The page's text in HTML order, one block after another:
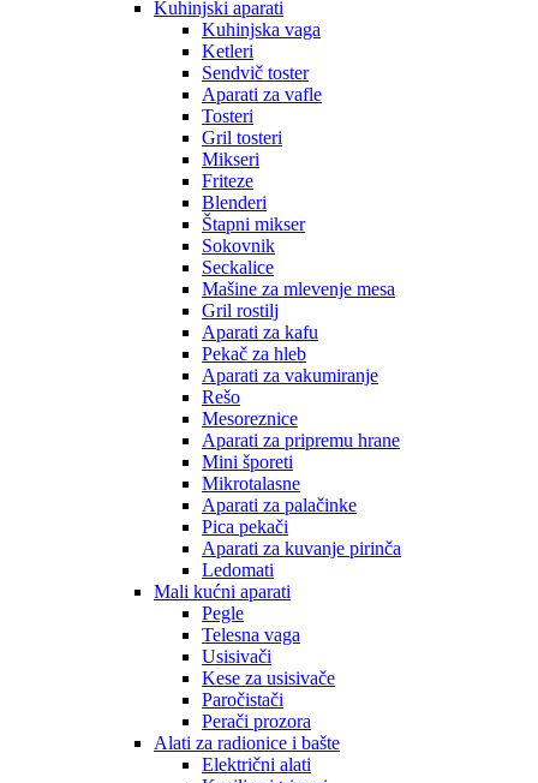
Kuhinjski aparati
Kuhinjska vaga
Ketleri
Sendvič toster
Aparati za vafle
Tosteri
Gril tosteri
Mikseri
Friteze
Blenderi
Štapni mikser
Sokovnik
Seckalice
Mašine za mlevenje mesa
Gril rostilj
Aparati za kafu
Pekač za hleb
Aparati za vakumiranje
Rešo
Mesoreznice
Aparati za pripremu hrane
Mini šporeti
Mikrotalasne
Aparati za palačinke
Pica pekači
Aparati za kuvanje pirinča
Ledomati
Mali kućni aparati
Pegle
Telesna vaga
Usisivači
Kese za usisivače
Paročistači
Perači prozora
Alati za radionice i bašte
Električni alati